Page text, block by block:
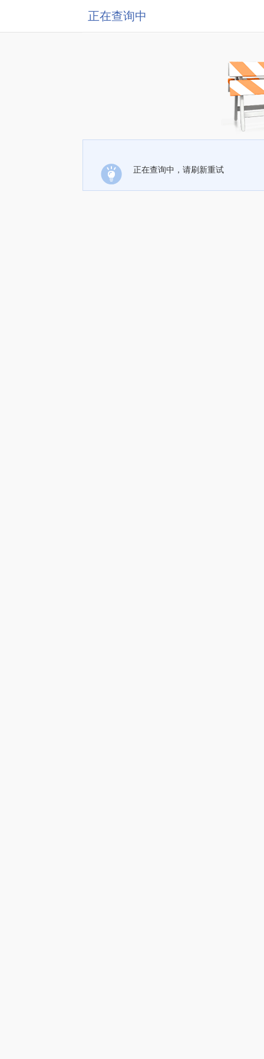
正在查询中
正在查询中，请刷新重试